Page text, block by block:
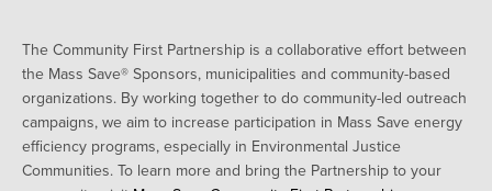
The Community First Partnership is a collaborative effort between
the Mass Save® Sponsors, municipalities and community-based
organizations. By working together to do community-led outreach
campaigns, we aim to increase participation in Mass Save energy
efficiency programs, especially in Environmental Justice
Communities. To learn more and bring the Partnership to your